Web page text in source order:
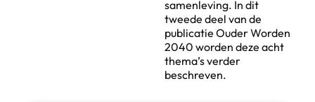
samenleving. In dit
tweede deel van de
publicatie Ouder Worden
2040 worden deze acht
thema’s verder
beschreven.